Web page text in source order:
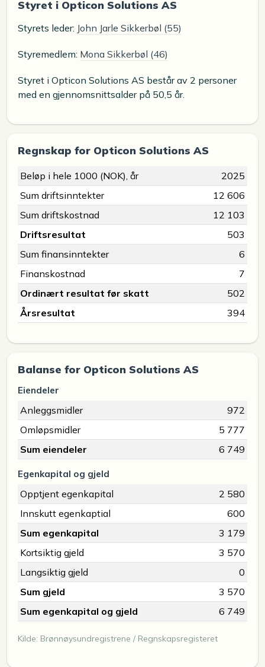
Styret i Opticon Solutions AS
Styrets leder: John Jarle Sikkerbøl (55)
Styremedlem: Mona Sikkerbøl (46)
Styret i Opticon Solutions AS består av 2 personer
med en gjennomsnittsalder på 50,5 år.
Regnskap for Opticon Solutions AS
Beløp i hele 1000 (NOK), år
2025
Sum driftsinntekter
12 606
Sum driftskostnad
12 103
Driftsresultat
503
Sum finansinntekter
6
Finanskostnad
7
Ordinært resultat før skatt
502
Årsresultat
394
Balanse for Opticon Solutions AS
Eiendeler
Anleggsmidler
972
Omløpsmidler
5 777
Sum eiendeler
6 749
Egenkapital og gjeld
Opptjent egenkapital
2 580
Innskutt egenkaptial
600
Sum egenkapital
3 179
Kortsiktig gjeld
3 570
Langsiktig gjeld
0
Sum gjeld
3 570
Sum egenkapital og gjeld
6 749
Kilde: Brønnøysundregistrene / Regnskapsregisteret